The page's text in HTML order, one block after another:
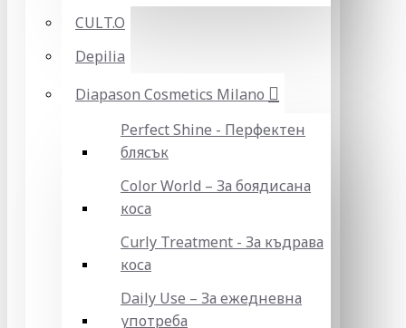
CULT.O
Depilia
Diapason Cosmetics Milano
Perfect Shine - Перфектен
блясък
Color World – За боядисана
коса
Curly Treatment - За къдрава
коса
Daily Use – За ежедневна
употреба